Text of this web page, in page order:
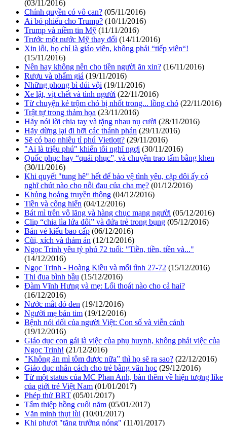
(03/11/2016)
Chính quyền có vô can? (05/11/2016)
Ai bỏ phiếu cho Trump? (10/11/2016)
Trump và niềm tin Mỹ (11/11/2016)
Trước một nước Mỹ thay đổi (14/11/2016)
Xin lỗi, họ chỉ là giáo viên, không phải “tiếp viên“!
(15/11/2016)
Nên hay không nên cho tiền người ăn xin? (16/11/2016)
Rượu và phẩm giá (19/11/2016)
Những phong bì dúi vội (19/11/2016)
Xe lật, vịt chết và tình người (22/11/2016)
Từ chuyện kẻ trộm chó bị nhốt trong... lồng chó (22/11/2016)
Trật tự trong thảm họa (23/11/2016)
Hãy nói lời chia tay và tặng nhau nụ cười (28/11/2016)
Hãy dừng lại đi hỡi các thánh phán (29/11/2016)
Sẽ có bao nhiêu tỉ phú Vietlott? (29/11/2016)
"Ai là triệu phú" khiến tôi nghĩ ngợi (30/11/2016)
Quốc phục hay “quái phục”, và chuyện trao tấm bằng khen
(30/11/2016)
Khi quyết "tung hê" hết để bảo vệ tình yêu, cặp đôi ấy có
nghĩ chút nào cho nỗi đau của cha mẹ? (01/12/2016)
Khủng hoảng truyền thông (04/12/2016)
Tiền và cống hiến (04/12/2016)
Bát mì trên vô lăng và hàng chục mạng người (05/12/2016)
Clip “chia lìa lứa đôi” và đứa trẻ trong bụng (05/12/2016)
Bán vé kiểu bao cấp (06/12/2016)
Cũi, xích và thảm án (12/12/2016)
Ngọc Trinh yêu tỷ phú 72 tuổi: "Tiền, tiền, tiền và..."
(14/12/2016)
Ngọc Trinh - Hoàng Kiều và mối tình 27-72 (15/12/2016)
Thi đua bình bầu (15/12/2016)
Đàm Vĩnh Hưng và mẹ: Lối thoát nào cho cả hai?
(16/12/2016)
Nước mắt đỏ đen (19/12/2016)
Người mẹ bán tim (19/12/2016)
Bệnh nói dối của người Việt: Con số và viễn cảnh
(19/12/2016)
Giáo dục con gái là việc của phụ huynh, không phải việc của
Ngọc Trinh! (21/12/2016)
"Không ăn mì tôm được nữa” thì họ sẽ ra sao? (22/12/2016)
Giáo dục nhân cách cho trẻ bằng văn học (29/12/2016)
Từ một status của MC Phan Anh, bàn thêm về hiện tượng like
của giới trẻ Việt Nam (01/01/2017)
Phép thử BRT (05/01/2017)
Tấm thiệp hồng cuối năm (05/01/2017)
Văn minh thụt lùi (10/01/2017)
Khi phượt "tăng trưởng nóng" (11/01/2017)